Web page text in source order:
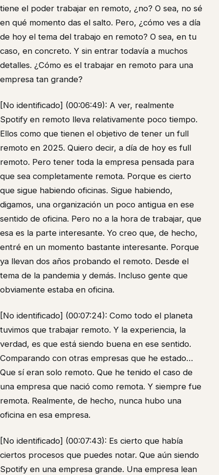
tiene el poder trabajar en remoto, ¿no? O sea, no sé
en qué momento das el salto. Pero, ¿cómo ves a día
de hoy el tema del trabajo en remoto? O sea, en tu
caso, en concreto. Y sin entrar todavía a muchos
detalles. ¿Cómo es el trabajar en remoto para una
empresa tan grande?
[No identificado] (00:06:49): A ver, realmente
Spotify en remoto lleva relativamente poco tiempo.
Ellos como que tienen el objetivo de tener un full
remoto en 2025. Quiero decir, a día de hoy es full
remoto. Pero tener toda la empresa pensada para
que sea completamente remota. Porque es cierto
que sigue habiendo oficinas. Sigue habiendo,
digamos, una organización un poco antigua en ese
sentido de oficina. Pero no a la hora de trabajar, que
esa es la parte interesante. Yo creo que, de hecho,
entré en un momento bastante interesante. Porque
ya llevan dos años probando el remoto. Desde el
tema de la pandemia y demás. Incluso gente que
obviamente estaba en oficina.
[No identificado] (00:07:24): Como todo el planeta
tuvimos que trabajar remoto. Y la experiencia, la
verdad, es que está siendo buena en ese sentido.
Comparando con otras empresas que he estado…
Que sí eran solo remoto. Que he tenido el caso de
una empresa que nació como remota. Y siempre fue
remota. Realmente, de hecho, nunca hubo una
oficina en esa empresa.
[No identificado] (00:07:43): Es cierto que había
ciertos procesos que puedes notar. Que aún siendo
Spotify en una empresa grande. Una empresa lean